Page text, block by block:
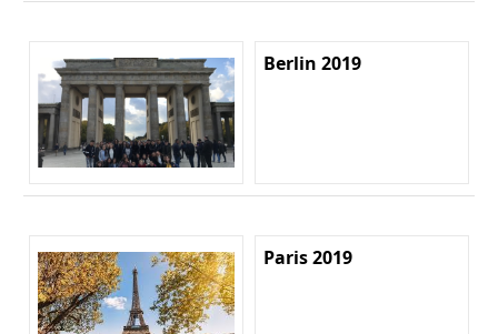
Berlin 2019
Paris 2019